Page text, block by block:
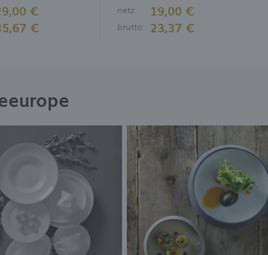
€
€
netz: 19,00 €
brutto: 23,37 €